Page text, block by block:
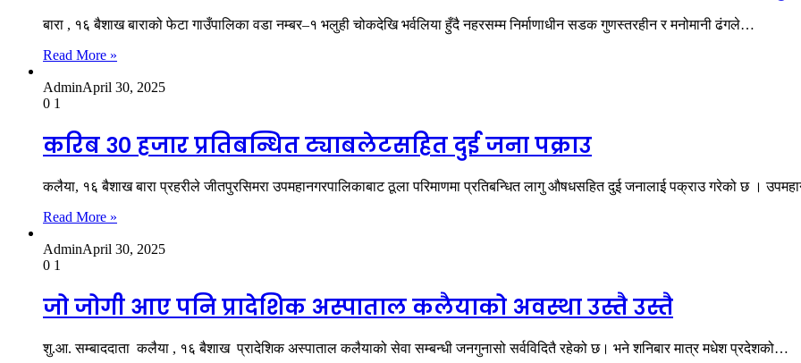
बारा , १६ बैशाख बाराको फेटा गाउँपालिका वडा नम्बर–१ भलुही चोकदेखि भर्वलिया हुँदै नहरसम्म निर्माणाधीन सडक गुणस्तरहीन र मनोमानी ढंगले…
Read More »
AdminApril 30, 2025
0 1
करिब ३० हजार प्रतिबन्धित ट्याबलेटसहित दुई जना पक्राउ
कलैया, १६ बैशाख बारा प्रहरीले जीतपुरसिमरा उपमहानगरपालिकाबाट ठूला परिमाणमा प्रतिबन्धित लागु औषधसहित दुई जनालाई पक्राउ गरेको छ ।
Read More »
AdminApril 30, 2025
0 1
जो जोगी आए पनि प्रादेशिक अस्पाताल कलैयाको अवस्था उस्तै उस्तै
शु.आ. सम्बाददाता कलैया , १६ बैशाख प्रादेशिक अस्पाताल कलैयाको सेवा सम्बन्धी जनगुनासो सर्वविदितै रहेको छ। भने शनिबार मात्र मधेश प्रदेशको…